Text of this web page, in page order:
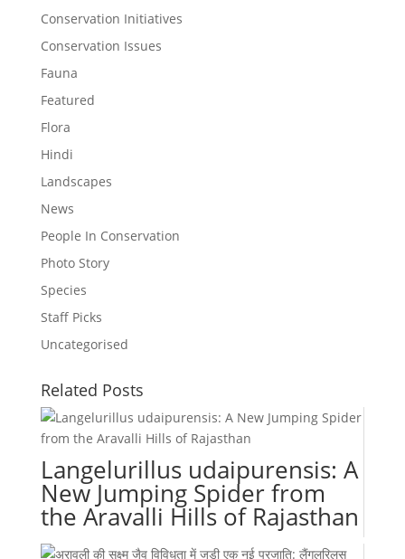
Conservation Initiatives
Conservation Issues
Fauna
Featured
Flora
Hindi
Landscapes
News
People In Conservation
Photo Story
Species
Staff Picks
Uncategorised
Related Posts
Langelurillus udaipurensis: A
New Jumping Spider from
the Aravalli Hills of Rajasthan